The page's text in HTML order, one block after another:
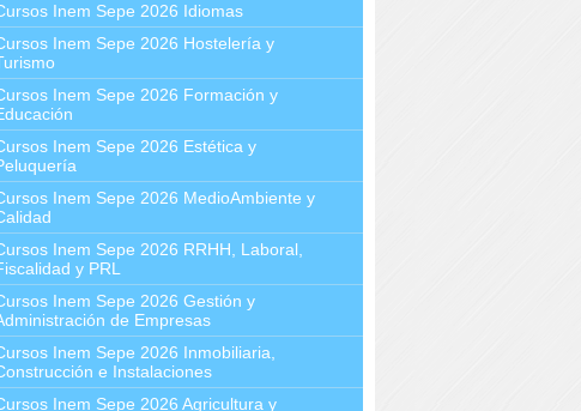
Inem Sepe 2026 Idiomas
Inem Sepe 2026 Hostelería y
Inem Sepe 2026 Formación y
Inem Sepe 2026 Estética y
Inem Sepe 2026 MedioAmbiente y
Inem Sepe 2026 RRHH, Laboral,
y PRL
Inem Sepe 2026 Gestión y
de Empresas
Inem Sepe 2026 Inmobiliaria,
e Instalaciones
Inem Sepe 2026 Agricultura y